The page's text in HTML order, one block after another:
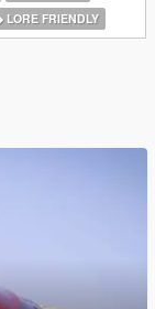
LORE FRIENDLY